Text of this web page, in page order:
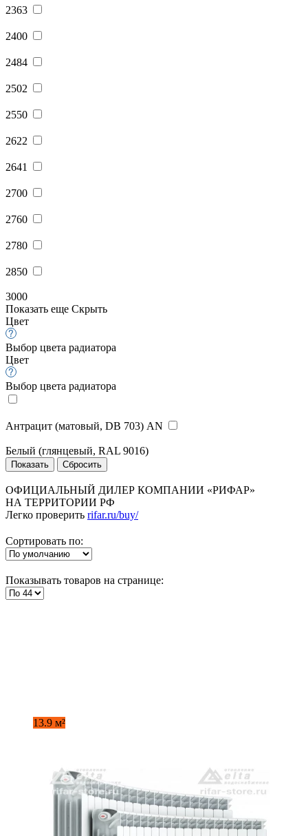
2363
2400
2484
2502
2550
2622
2641
2700
2760
2780
2850
3000
Показать еще Скрыть
Цвет
Выбор цвета радиатора
Цвет
Выбор цвета радиатора
Антрацит (матовый, DB 703) AN
Белый (глянцевый, RAL 9016)
ОФИЦИАЛЬНЫЙ ДИЛЕР КОМПАНИИ «РИФАР»
НА ТЕРРИТОРИИ РФ
Легко проверить rifar.ru/buy/
Сортировать по:
Показывать товаров на странице:
13.9 м²